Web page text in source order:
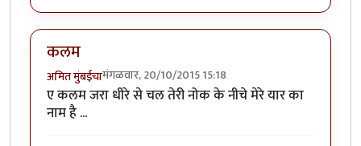
कलम
अमित मुंबईचामंगळवार, 20/10/2015 15:18
ए कलम जरा धीरे से चल तेरी नोक के नीचे मेरे यार का
नाम है ...